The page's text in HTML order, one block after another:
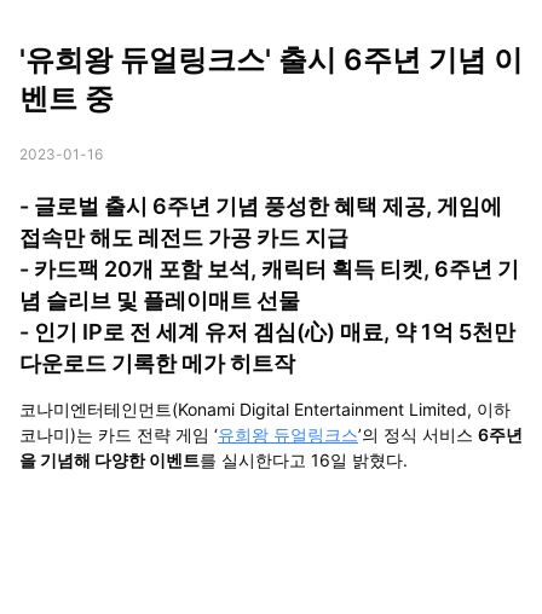
'유희왕 듀얼링크스' 출시 6주년 기념 이
벤트 중
2023-01-16
- 글로벌 출시 6주년 기념 풍성한 혜택 제공, 게임에
접속만 해도 레전드 가공 카드 지급
- 카드팩 20개 포함 보석, 캐릭터 획득 티켓, 6주년 기
념 슬리브 및 플레이매트 선물
- 인기 IP로 전 세계 유저 겜심(心) 매료, 약 1억 5천만
다운로드 기록한 메가 히트작
코나미엔터테인먼트(Konami Digital Entertainment Limited, 이하
코나미)는 카드 전략 게임 ‘유희왕 듀얼링크스’의 정식 서비스 6주년
을 기념해 다양한 이벤트를 실시한다고 16일 밝혔다.